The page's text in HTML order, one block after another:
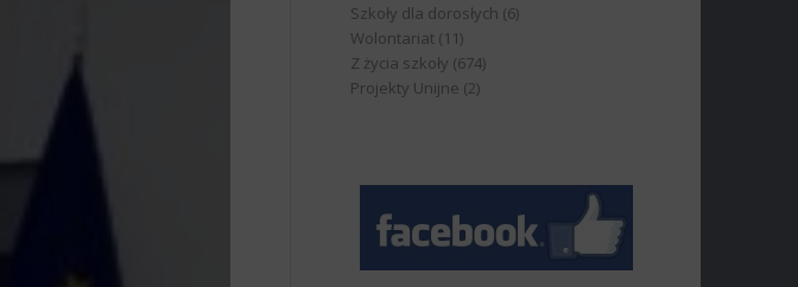
Szkoły dla dorosłych (6)
Wolontariat (11)
Z życia szkoły (674)
Projekty Unijne (2)